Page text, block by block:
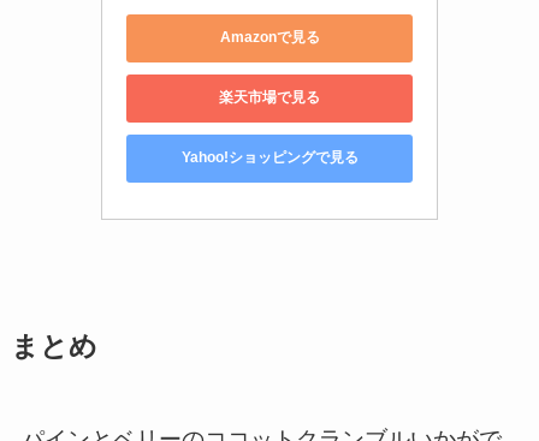
Amazonで見る
楽天市場で見る
Yahoo!ショッピングで見る
まとめ